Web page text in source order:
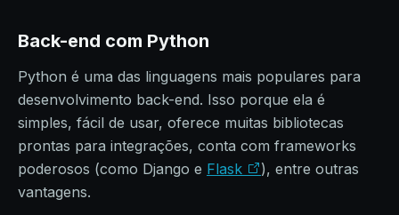
Back-end com Python
Python é uma das linguagens mais populares para
desenvolvimento back-end. Isso porque ela é
simples, fácil de usar, oferece muitas bibliotecas
prontas para integrações, conta com frameworks
poderosos (como Django e Flask
), entre outras
vantagens.